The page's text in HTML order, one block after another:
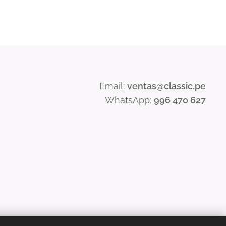
Email: ventas@classic.pe
WhatsApp: 996 470 627